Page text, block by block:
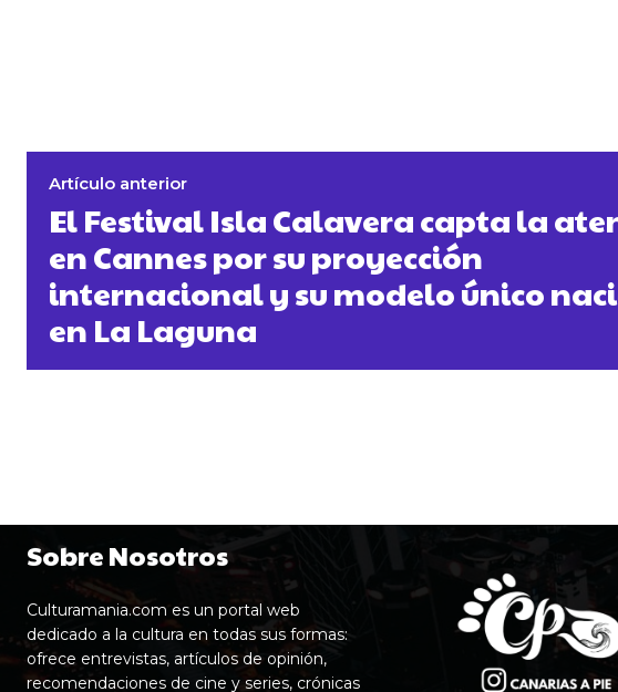
Artículo anterior
El Festival Isla Calavera capta la
en Cannes por su proyección
internacional y su modelo único
en La Laguna
Sobre Nosotros
Culturamania.com es un portal web
dedicado a la cultura en todas sus formas:
ofrece entrevistas, artículos de opinión,
recomendaciones de cine y series, crónicas